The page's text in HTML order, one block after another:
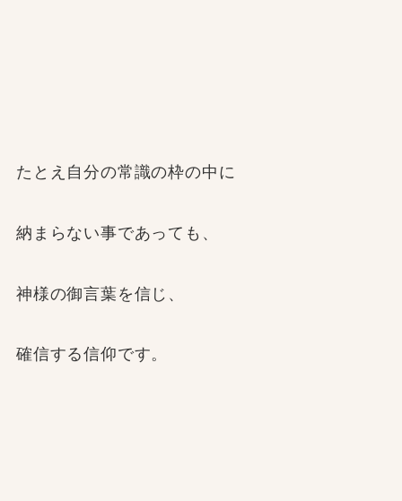
たとえ自分の常識の枠の中に
納まらない事であっても、
神様の御言葉を信じ、
確信する信仰です。